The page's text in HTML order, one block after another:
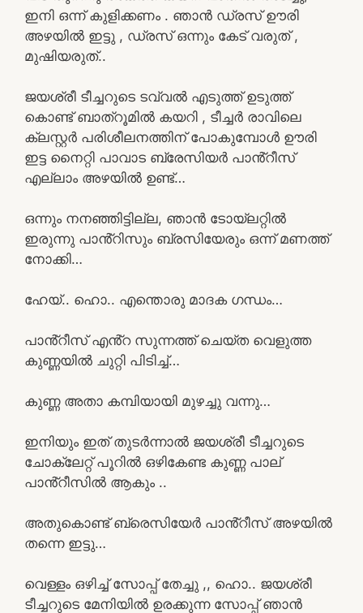
ഇനി ഒന്ന് കുളിക്കണം . ഞാൻ ഡ്രസ് ഊരി
അഴയിൽ ഇട്ടു , ഡ്രസ് ഒന്നും കേട് വരുത് ,
മുഷിയരുത്..
ജയശ്രീ ടീച്ചറുടെ ടവ്വൽ എടുത്ത് ഉടുത്ത്
കൊണ്ട് ബാത്റൂമിൽ കയറി , ടീച്ചർ രാവിലെ
ക്ലസ്റ്റർ പരിശീലനത്തിന് പോകുമ്പോൾ ഊരി
ഇട്ട നൈറ്റി പാവാട ബ്രേസിയർ പാൻ്റീസ്
എല്ലാം അഴയിൽ ഉണ്ട്…
ഒന്നും നനഞ്ഞിട്ടില്ല, ഞാൻ ടോയ്‌ലറ്റിൽ
ഇരുന്നു പാൻ്റിസും ബ്രസിയേരും ഒന്ന് മണത്ത്
നോക്കി…
ഹേയ്.. ഹൊ.. എന്തൊരു മാദക ഗന്ധം…
പാൻ്റീസ് എൻ്റ സുന്നത്ത് ചെയ്ത വെളുത്ത
കുണ്ണയിൽ ചുറ്റി പിടിച്ച്…
കുണ്ണ അതാ കമ്പിയായി മുഴച്ചു വന്നു…
ഇനിയും ഇത് തുടർന്നാൽ ജയശ്രീ ടീച്ചറുടെ
ചോക്ലേറ്റ് പൂറിൽ ഒഴികേണ്ട കുണ്ണ പാല്
പാൻ്റീസിൽ ആകും ..
അതുകൊണ്ട് ബ്രെസിയേർ പാൻ്റീസ് അഴയിൽ
തന്നെ ഇട്ടു…
വെള്ളം ഒഴിച്ച് സോപ്പ് തേച്ചു ,, ഹൊ.. ജയശ്രീ
ടീച്ചറുടെ മേനിയിൽ ഉരക്കുന്ന സോപ്പ് ഞാൻ